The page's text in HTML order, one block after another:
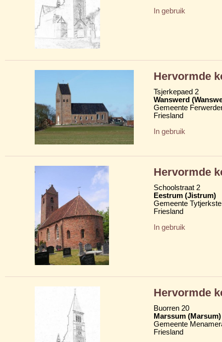
In gebruik
Hervormde
Tsjerkepaed 2
Wanswerd
Gemeente
Friesland
In gebruik
Hervormde
Schoolstraat 2
Eestrum (Jistrum)
Gemeente
Friesland
In gebruik
Hervormde
Buorren 20
Marssum (Marsum)
Gemeente
Friesland